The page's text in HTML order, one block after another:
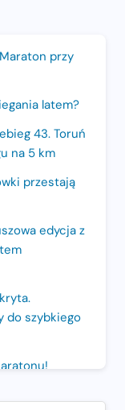
przy
latem?
43. Toruń
na 5 km
przestają
edycja z
do szybkiego